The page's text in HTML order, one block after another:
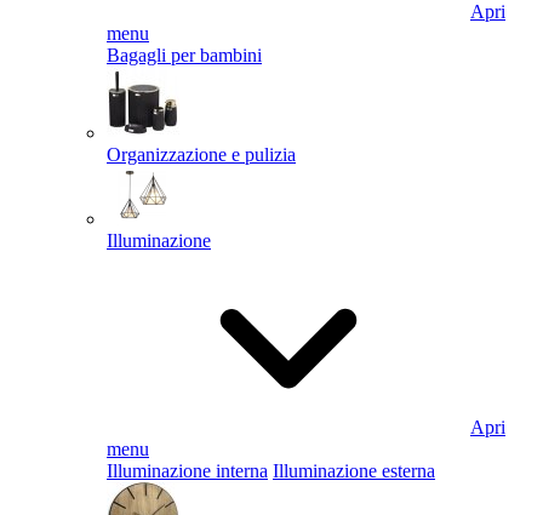
Apri
menu
Bagagli per bambini
Organizzazione e pulizia
Illuminazione
Apri
menu
Illuminazione interna Illuminazione esterna